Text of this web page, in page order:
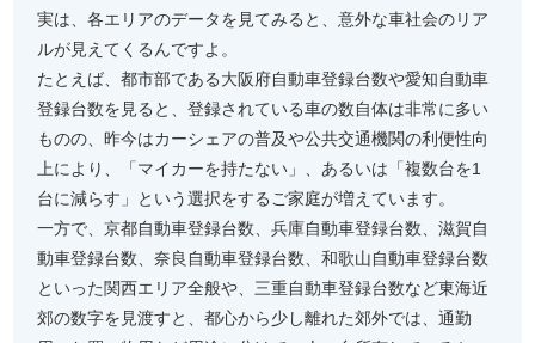
実は、各エリアのデータを見てみると、意外な車社会のリア
ルが見えてくるんですよ。
たとえば、都市部である大阪府自動車登録台数や愛知自動車
登録台数を見ると、登録されている車の数自体は非常に多い
ものの、昨今はカーシェアの普及や公共交通機関の利便性向
上により、「マイカーを持たない」、あるいは「複数台を1
台に減らす」という選択をするご家庭が増えています。
一方で、京都自動車登録台数、兵庫自動車登録台数、滋賀自
動車登録台数、奈良自動車登録台数、和歌山自動車登録台数
といった関西エリア全般や、三重自動車登録台数など東海近
郊の数字を見渡すと、都心から少し離れた郊外では、通勤